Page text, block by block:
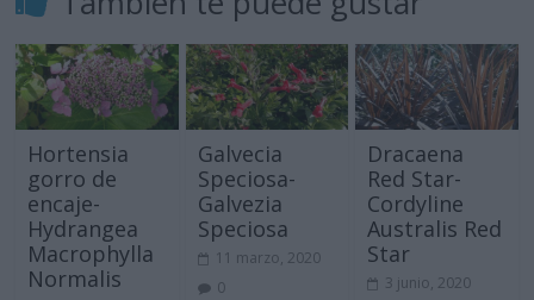
Hortensia
gorro de
encaje-
Hydrangea
Macrophylla
Normalis
Galvecia
Speciosa-
Galvezia
Speciosa
11 marzo, 2020
0
Dracaena
Red Star-
Cordyline
Australis Red
Star
3 junio, 2020